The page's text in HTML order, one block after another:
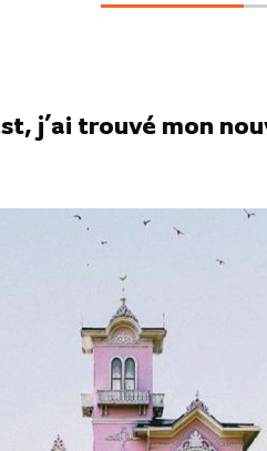
j’ai trouvé mon